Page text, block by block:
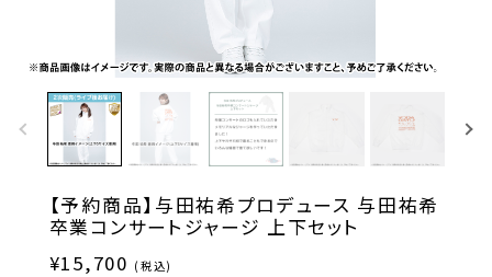
【予約商品】与田祐希プロデュース 与田祐希
卒業コンサートジャージ 上下セット
¥15,700 (税込)